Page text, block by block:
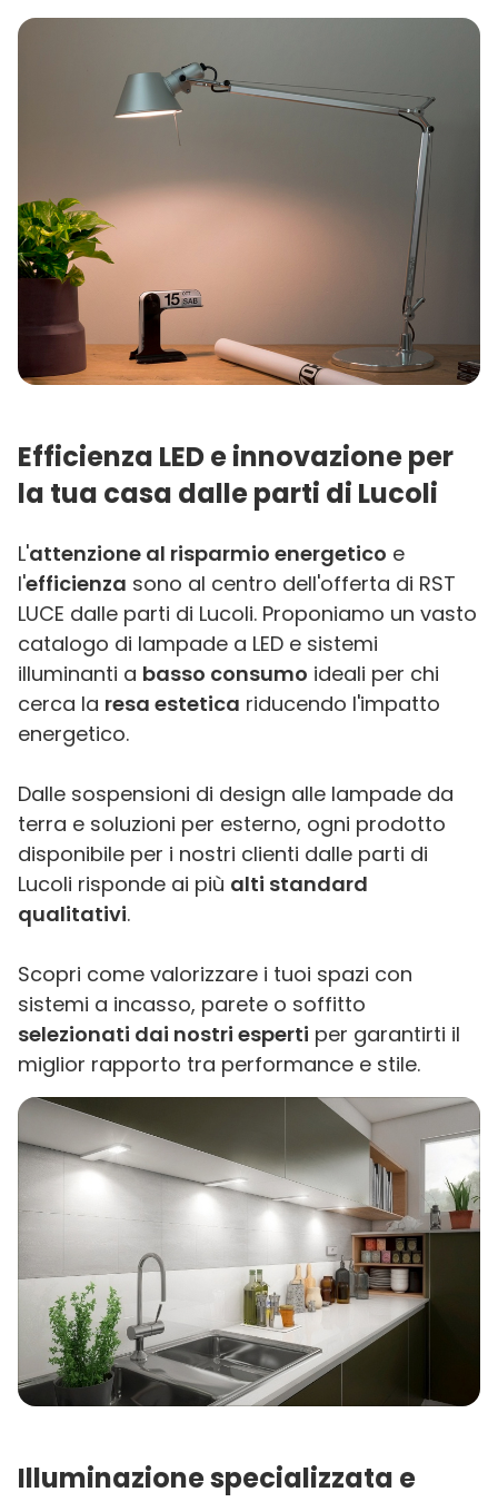
Efficienza LED e innovazione per
la tua casa dalle parti di Lucoli
L'attenzione al risparmio energetico e
l'efficienza sono al centro dell'offerta di RST
LUCE dalle parti di Lucoli. Proponiamo un vasto
catalogo di lampade a LED e sistemi
illuminanti a basso consumo ideali per chi
cerca la resa estetica riducendo l'impatto
energetico.
Dalle sospensioni di design alle lampade da
terra e soluzioni per esterno, ogni prodotto
disponibile per i nostri clienti dalle parti di
Lucoli risponde ai più alti standard
qualitativi.
Scopri come valorizzare i tuoi spazi con
sistemi a incasso, parete o soffitto
selezionati dai nostri esperti per garantirti il
miglior rapporto tra performance e stile.
Illuminazione specializzata e